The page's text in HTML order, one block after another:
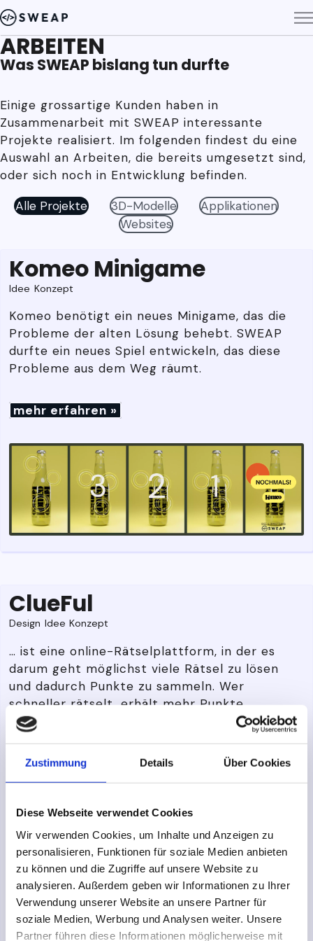
Zustimmung Details Über Cookies
Diese Webseite verwendet Cookies
Wir verwenden Cookies, um Inhalte und Anzeigen zu
personalisieren, Funktionen für soziale Medien anbieten
zu können und die Zugriffe auf unsere Website zu
analysieren. Außerdem geben wir Informationen zu Ihrer
Verwendung unserer Website an unsere Partner für
soziale Medien, Werbung und Analysen weiter. Unsere
Partner führen diese Informationen möglicherweise mit
ARBEITEN
Was SWEAP bislang tun durfte
Einige grossartige Kunden haben in
Zusammenarbeit mit SWEAP interessante
Projekte realisiert. Im folgenden findest du eine
Auswahl an Arbeiten, die bereits umgesetzt sind,
oder sich noch in Entwicklung befinden.
Alle Projekte
3D-Modelle
Applikationen
Websites
Komeo Minigame
Idee Konzept
Komeo benötigt ein neues Minigame, das die
Probleme der alten Lösung behebt. SWEAP
durfte ein neues Spiel entwickeln, das diese
Probleme aus dem Weg räumt.
mehr erfahren »
ClueFul
Design Idee Konzept
… ist eine online-Rätselplattform, in der es
darum geht möglichst viele Rätsel zu lösen
und dadurch Punkte zu sammeln. Wer
schneller rätselt, erhält mehr Punkte.
Regelmässig werden zukünftig neue Aufgaben
mehr erfahren »